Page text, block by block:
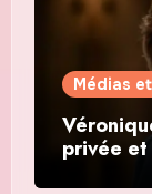
Médias
privée